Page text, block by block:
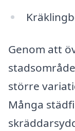
Genom att
större
Många